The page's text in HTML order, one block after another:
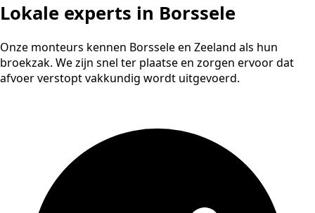
Lokale experts in Borssele
Onze monteurs kennen Borssele en Zeeland als hun
broekzak. We zijn snel ter plaatse en zorgen ervoor dat
afvoer verstopt vakkundig wordt uitgevoerd.